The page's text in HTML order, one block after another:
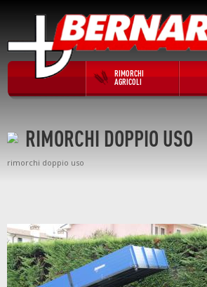
RIMORCHI
AGRICOLI
RIMORCHI DOPPIO USO
rimorchi doppio uso